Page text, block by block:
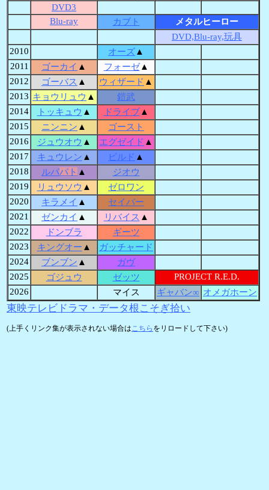
DVD3
Blu-ray
カブト
メタルヒーロー
DVD,Blu-ray,玩具
2010
オーズ▲
2011
ゴーカイ ▲ フォーゼ▲
2012
ゴーバス ▲ ウィザード ▲
2013 キョウリュウ ▲
鎧武
2014
トッキュウ ▲ ドライブ▲
2015
ニンニン ▲
ゴースト
2016
ジュウオウ ▲ エグゼイド ▲
2017
キュウレン ▲ ビルド ▲
2018
ルパパト ▲
ジオウ
2019
リュウソウ ▲
ゼロワン
2020
キラメイ ▲
セイバー
2021
ゼンカイ ▲ リバイス ▲
2022
ドンブラ
ギーツ
2023
キングオー ▲
ガッチャード
2024
ブンブン ▲
ガヴ
2025
ゴジュウ ゼッツ
PROJECT R.E.D.
2026
マイス ギャバン∞ オメガホーン
東映テレビドラマ・データ根こそぎ拾い
(上手くリンク集が表示されない場合はこちら をリロードして下さい)